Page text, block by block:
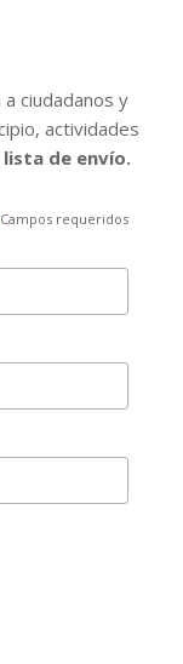
ciudadanos y
actividades
de envío.
requeridos